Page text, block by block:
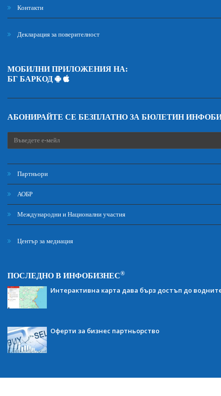
Контакти
Декларация за поверителност
МОБИЛНИ ПРИЛОЖЕНИЯ НА:
БГ БАРКОД
АБОНИРАЙТЕ СЕ БЕЗПЛАТНО ЗА БЮЛЕТИН
Партньори
АОБР
Международни и Национални участия
Център за медиация
ПОСЛЕДНО В ИНФОБИЗНЕС®
Интерактивна карта дава бърз достъп до
Оферти за бизнес партньорство